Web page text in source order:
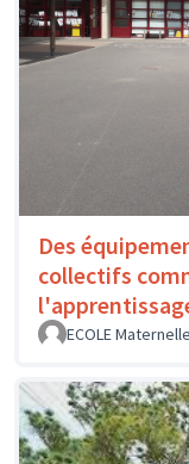
Des
collectifs
ECOLE